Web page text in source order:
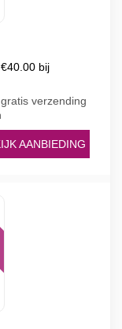
bij
verzending
AANBIEDING